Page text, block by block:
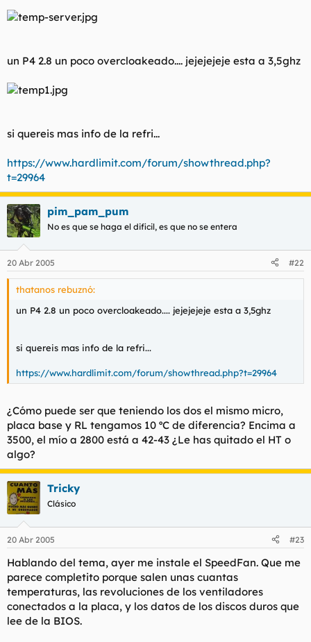
un P4 2.8 un poco overcloakeado.... jejejejeje esta a 3,5ghz
si quereis mas info de la refri...
https://www.hardlimit.com/forum/showthread.php?
t=29964
pim_pam_pum
No es que se haga el dificil, es que no se entera
20 Abr 2005 #22
thatanos rebuznó:
un P4 2.8 un poco overcloakeado.... jejejejeje esta a 3,5ghz
si quereis mas info de la refri...
https://www.hardlimit.com/forum/showthread.php?t=29964
¿Cómo puede ser que teniendo los dos el mismo micro,
placa base y RL tengamos 10 ºC de diferencia? Encima a
3500, el mío a 2800 está a 42-43 ¿Le has quitado el HT o
algo?
Tricky
Clásico
20 Abr 2005 #23
Hablando del tema, ayer me instale el SpeedFan. Que me
parece completito porque salen unas cuantas
temperaturas, las revoluciones de los ventiladores
conectados a la placa, y los datos de los discos duros que
lee de la BIOS.